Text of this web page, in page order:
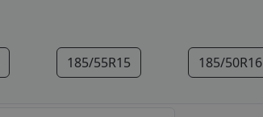
185/55R15 185/50R16